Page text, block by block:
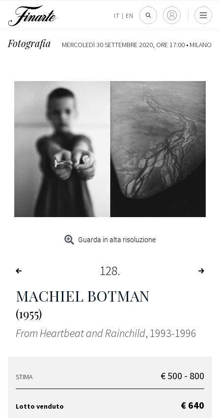
IT | EN
Fotografia MERCOLEDÌ 30 SETTEMBRE 2020, ORE 17:00 • MILANO
Guarda in alta risoluzione
128
MACHIEL BOTMAN
(1955)
From Heartbeat and Rainchild, 1993-1996
STIMA € 500 - 800
Lotto venduto € 640